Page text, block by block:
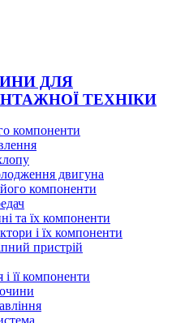
ДЛЯ
ТЕХНІКИ
компоненти
двигуна
компоненти
та їх компоненти
і їх компоненти
пристрій
її компоненти